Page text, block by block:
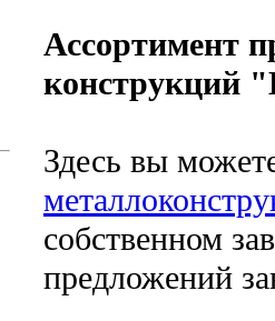
Ассортимент
Здесь вы
собственном
предложений